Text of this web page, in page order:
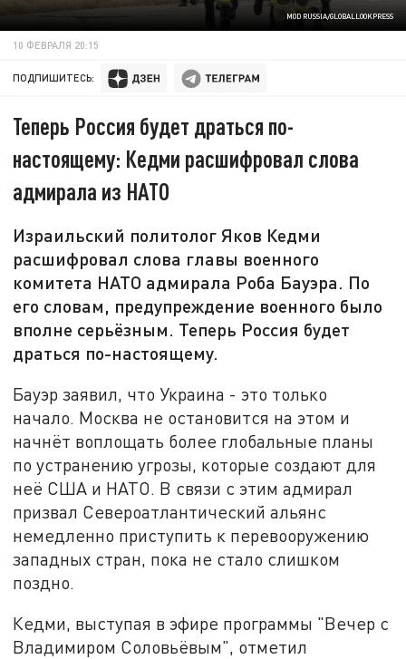
MOD RUSSIA/GLOBALLOOKPRESS
10 ФЕВРАЛЯ 20:15
ПОДПИШИТЕСЬ:
Теперь Россия будет драться по-
настоящему: Кедми расшифровал слова
адмирала из НАТО
Израильский политолог Яков Кедми
расшифровал слова главы военного
комитета НАТО адмирала Роба Бауэра. По
его словам, предупреждение военного было
вполне серьёзным. Теперь Россия будет
драться по-настоящему.
Бауэр заявил, что Украина - это только
начало. Москва не остановится на этом и
начнёт воплощать более глобальные планы
по устранению угрозы, которые создают для
неё США и НАТО. В связи с этим адмирал
призвал Североатлантический альянс
немедленно приступить к перевооружению
западных стран, пока не стало слишком
поздно.
Кедми, выступая в эфире программы "Вечер с
Владимиром Соловьёвым", отметил